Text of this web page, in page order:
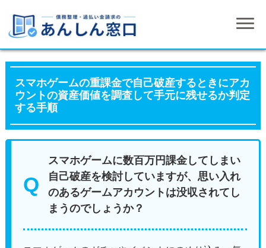
スマホゲームの重課金で自己破産するときにアカ
ウントの資産価値を調査して手元に残せるか判定
する手順
スマホゲームに数百万円課金してしまい
自己破産を検討していますが、思い入れ
のあるゲームアカウントは没収されてし
まうのでしょうか？